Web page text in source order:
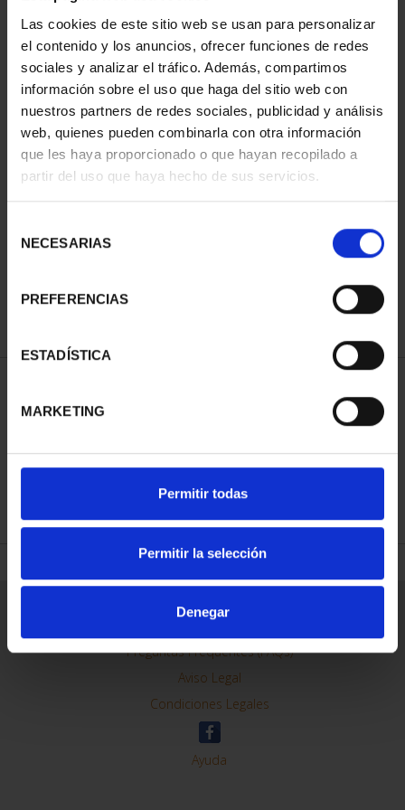
Las cookies de este sitio web se usan para personalizar
el contenido y los anuncios, ofrecer funciones de redes
sociales y analizar el tráfico. Además, compartimos
información sobre el uso que haga del sitio web con
nuestros partners de redes sociales, publicidad y análisis
web, quienes pueden combinarla con otra información
que les haya proporcionado o que hayan recopilado a
partir del uso que haya hecho de sus servicios.
NECESARIAS
PREFERENCIAS
ESTADÍSTICA
MARKETING
Permitir todas
Permitir la selección
Denegar
CAPITALES DE
PROVINCIA COLECCION
3.796,00 €
REFINAR
Información General
Contacto
Preguntas Frequentes (FAQs)
Aviso Legal
Condiciones Legales
Ayuda